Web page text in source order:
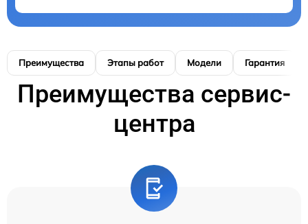
Преимущества Этапы работ Модели Гарантия
Преимущества сервис-
центра